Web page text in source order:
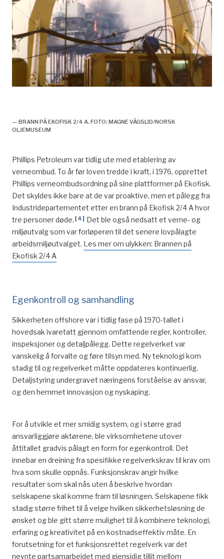
^ Stavanger Aftenblad, «Rogaland reiser skattekrav
på ny », 16. januar 1988.
^
Arbeidsmiljøloven sa at arbeidstiden var på 36 timer
i løpet av 7 dager for arbeid som ble drevet døgnet
rundt, hele uken igjennom. Den nye arbeidstiden på 36
timers uke ga i snitt 1877 timer i året. Justert med 144
timer for 4 ukers ferie ga dette en nettoarbeidstid på
1733 timer.
^Ryggvik, H. (1999). Fra forbilde til sikkerhetssystem i
Arbeidsnotat (Universitetet i Oslo. Senter for
teknologi og menneskelige verdier: trykt utg.)). Oslo:
Ryggvik, H. (1999). Fra forbilde til sikkerhetssystem i
forvitring: Fremveksten av et norsk sikkerhetsregime
i lys av utviklingen på britisk sokkel (Vol. Nr 114,
Arbeidsnotat (Universitetet i Oslo. Senter for
teknologi og menneskelige verdier: trykt utg.)). Oslo:
TIK-senteret, Universitetet i Oslo: 18.
^Arbeidstiden ble justert ned fra 1752 timer til 1727
timer
Dette ga ytterligere 4 dager av 7,5 timer mer ferie
offshore (32 timer). Timene som skulle arbeides ble da
redusert fra 1612 til 1580.
Sande, Leif. (2015. 11. mars). Arbeidstiden på
sokkelen. Sysla – meninger.
^Ved arbeid 12 timer per dag i 14 dager, med
påfølgende 4 uker fri innebærer det at en arbeidstaker
^ NOU 2016: 1 Arbeidstidsutvalget — Regulering av
arbeidstid – vern og fleksibilitet. Hentet fra
https://www.regjeringen.no/no/dokumenter/nou-
2016-1/id2467468/sec16
^https://petro.no/nyheter/conocophillips-vurderer-a-
bygge-ny-plattform-pa-eldfisk-nord
^https://petro.no/nyheter/forbereder-mulig-
utbygging-tommeliten-alpha
— BRANN PÅ EKOFISK 2/4 A. FOTO: MAGNE VÅGSLID/NORSK
OLJEMUSEUM
Phillips Petroleum var tidlig ute med etablering av
verneombud. To år før loven tredde i kraft, i 1976, opprettet
Phillips verneombudsordning på sine plattformer på Ekofisk.
Det skyldes ikke bare at de var proaktive, men et pålegg fra
Industridepartementet etter en brann på Ekofisk 2/4 A hvor
tre personer døde. [4] Det ble også nedsatt et verne- og
miljøutvalg som var forløperen til det senere lovpålagte
arbeidsmiljøutvalget. Les mer om ulykken: Brannen på
Ekofisk 2/4 A
Egenkontroll og samhandling
Sikkerheten offshore var i tidlig fase på 1970-tallet i
hovedsak ivaretatt gjennom omfattende regler, kontroller,
inspeksjoner og detaljpålegg. Dette regelverket var
vanskelig å forvalte og føre tilsyn med. Ny teknologi kom
stadig til og regelverket måtte oppdateres kontinuerlig.
Detaljstyring undergravet næringens forståelse av ansvar,
og den hemmet innovasjon og nyskaping.
For å utvikle et mer smidig system, og i større grad
ansvarliggjøre aktørene, ble virksomhetene utover
åttitallet gradvis pålagt en form for egenkontroll. Det
innebar en dreining fra spesifikke regelverkskrav til krav om
hva som skulle oppnås. Funksjonskrav angir hvilke
resultater som skal nås uten å beskrive hvordan
selskapene skal komme fram til løsningen. Selskapene fikk
stadig større frihet til å velge hvilken sikkerhetsløsning de
ønsket og ble gitt større mulighet til å kombinere teknologi,
erfaring og kreativitet på en kostnadseffektiv måte. En
forutsetning for et funksjonsrettet regelverk var det
nevnte partsamarbeidet med gjensidig tillit mellom